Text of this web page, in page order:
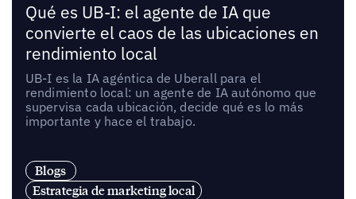
Qué es UB-I: el agente de IA que
convierte el caos de las ubicaciones en
rendimiento local
UB-I es la IA agéntica de Uberall para el
rendimiento local: un agente de IA autónomo que
supervisa cada ubicación, decide qué es lo más
importante y hace el trabajo.
Blogs
Estrategia de marketing local